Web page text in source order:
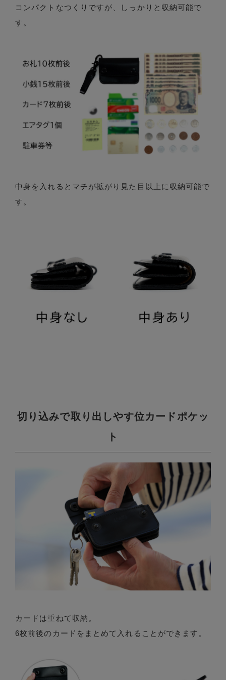
コンパクトなつくりですが、しっかりと収納可能で
す。
中身を入れるとマチが拡がり見た目以上に収納可能で
す。
切り込みで取り出しやす位カードポケッ
ト
カードは重ねて収納。
6枚前後のカードをまとめて入れることができます。